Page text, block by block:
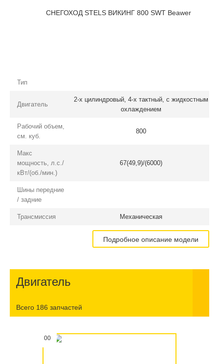
Тип
Двигатель
2-х цилиндровый, 4-х тактный, с жидкостным
охлаждением
Рабочий объем,
см. куб.
800
Макс
мощность, л.с./
кВт/(об./мин.)
67(49,9)/(6000)
Шины передние
/ задние
Трансмиссия Механическая
Подробное описание модели
Двигатель
Всего 186 запчастей
00